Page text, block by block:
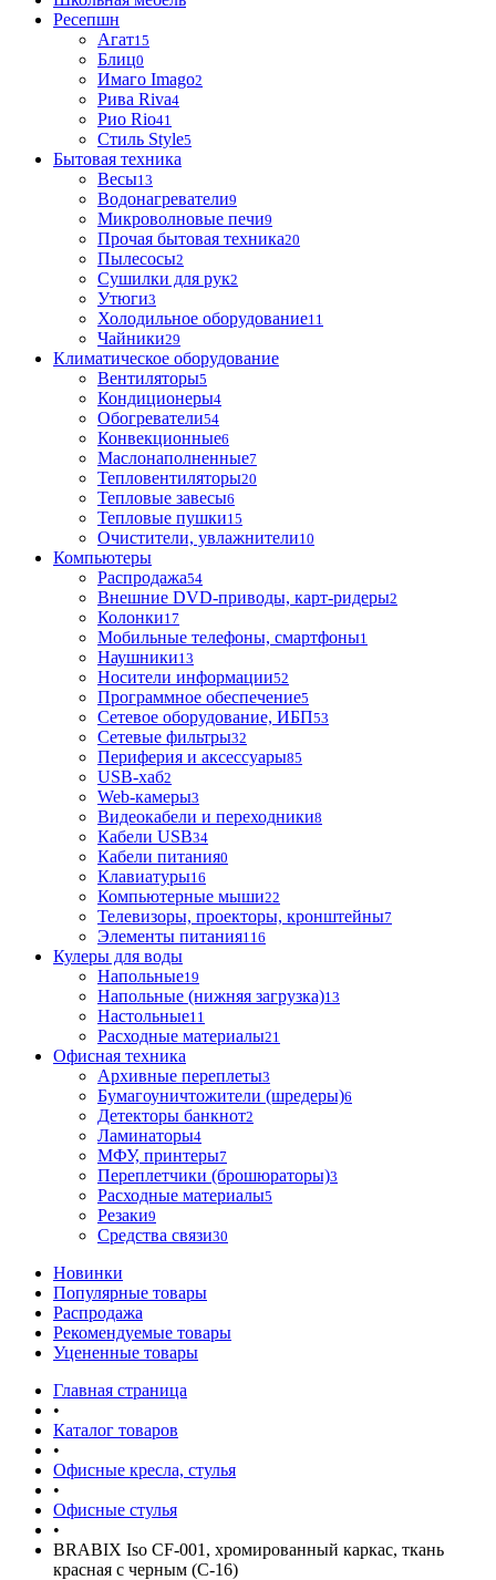
Ресепшн
Агат15
Блиц0
Имаго Imago2
Рива Riva4
Рио Rio41
Стиль Style5
Бытовая техника
Весы13
Водонагреватели9
Микроволновые печи9
Прочая бытовая техника20
Пылесосы2
Сушилки для рук2
Утюги3
Холодильное оборудование11
Чайники29
Климатическое оборудование
Вентиляторы5
Кондиционеры4
Обогреватели54
Конвекционные6
Маслонаполненные7
Тепловентиляторы20
Тепловые завесы6
Тепловые пушки15
Очистители, увлажнители10
Компьютеры
Распродажа54
Внешние DVD-приводы, карт-ридеры2
Колонки17
Мобильные телефоны, смартфоны1
Наушники13
Носители информации52
Программное обеспечение5
Сетевое оборудование, ИБП53
Сетевые фильтры32
Периферия и аксессуары85
USB-хаб2
Web-камеры3
Видеокабели и переходники8
Кабели USB34
Кабели питания0
Клавиатуры16
Компьютерные мыши22
Телевизоры, проекторы, кронштейны7
Элементы питания116
Кулеры для воды
Напольные19
Напольные (нижняя загрузка)13
Настольные11
Расходные материалы21
Офисная техника
Архивные переплеты3
Бумагоуничтожители (шредеры)6
Детекторы банкнот2
Ламинаторы4
МФУ, принтеры7
Переплетчики (брошюраторы)3
Расходные материалы5
Резаки9
Средства связи30
Новинки
Популярные товары
Распродажа
Рекомендуемые товары
Уцененные товары
Главная страница
•
Каталог товаров
•
Офисные кресла, стулья
•
Офисные стулья
•
BRABIX Iso CF-001, хромированный каркас, ткань
красная с черным (С-16)